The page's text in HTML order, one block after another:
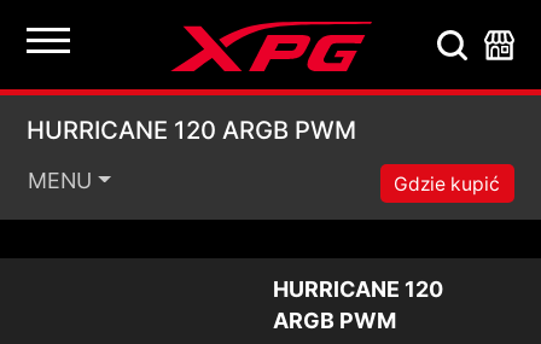
HURRICANE 120
HURRICANE 120 ARGB PWM
MENU Gdzie kupić
HURRICANE 120
ARGB PWM